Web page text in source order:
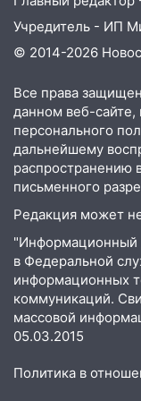
16:30
области на 5
16:20 В
не защищены
16:12 Пуля
16-м этаже в
16:10
усилить
Инзенском
16:06
Симбирской
15:45
придётся
Учредитель - ИП
© 2014-2026
Все права
данном веб-сайте,
персонального
дальнейшему
распространению
письменного
Редакция может
"Информационный
в Федеральной
информационных
коммуникаций.
массовой
05.03.2015
Политика в